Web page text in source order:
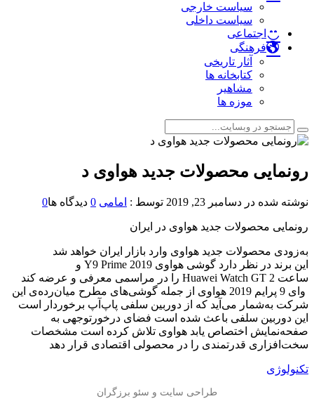
سیاست خارجی
سیاست داخلی
اجتماعی
فرهنگی
آثار تاریخی
کتابخانه ها
مشاهیر
موزه ها
رونمایی محصولات جدید هواوی د
نوشته شده در دسامبر 23, 2019 توسط : امامی 0 دیدگاه ها0
رونمایی محصولات جدید هواوی در ایران
به‌زودی محصولات جدید هواوی وارد بازار ایران خواهد شد
این برند در نظر دارد گوشی هواوی Y9 Prime 2019 و
ساعت Huawei Watch GT 2 را در مراسمی معرفی و عرضه کند
وای 9 پرایم 2019 هواوی از جمله گوشی‌های مطرح میان‌رده‌ی این
شرکت به‌شمار می‌آید که از دوربین سلفی پاپ‌آپ برخوردار است
این دوربین سلفی باعث شده است فضای درخورتوجهی به
صفحه‌نمایش اختصاص یابد هواوی تلاش کرده‌ است مشخصات
سخت‌افزاری قدرتمندی را در محصولی اقتصادی قرار دهد
تکنولوژی